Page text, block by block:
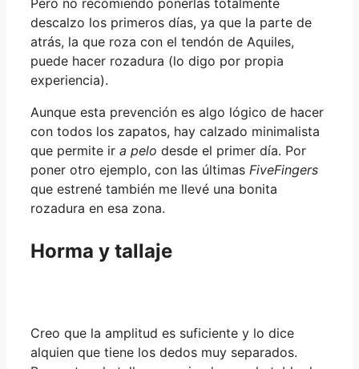
Pero no recomiendo ponerlas totalmente
descalzo los primeros días, ya que la parte de
atrás, la que roza con el tendón de Aquiles,
puede hacer rozadura (lo digo por propia
experiencia).
Aunque esta prevención es algo lógico de hacer
con todos los zapatos, hay calzado minimalista
que permite ir a pelo desde el primer día. Por
poner otro ejemplo, con las últimas FiveFingers
que estrené también me llevé una bonita
rozadura en esa zona.
Horma y tallaje
Creo que la amplitud es suficiente y lo dice
alquien que tiene los dedos muy separados.